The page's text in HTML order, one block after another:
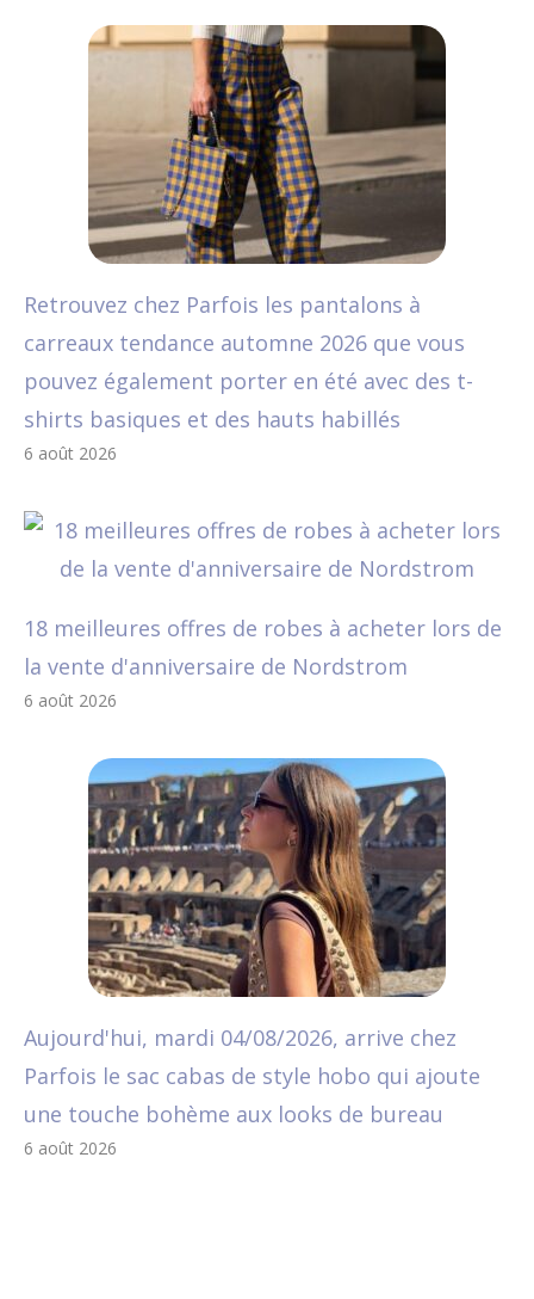
Retrouvez chez Parfois les pantalons à
carreaux tendance automne 2026 que vous
pouvez également porter en été avec des t-
shirts basiques et des hauts habillés
6 août 2026
18 meilleures offres de robes à acheter lors de
la vente d'anniversaire de Nordstrom
6 août 2026
Aujourd'hui, mardi 04/08/2026, arrive chez
Parfois le sac cabas de style hobo qui ajoute
une touche bohème aux looks de bureau
6 août 2026